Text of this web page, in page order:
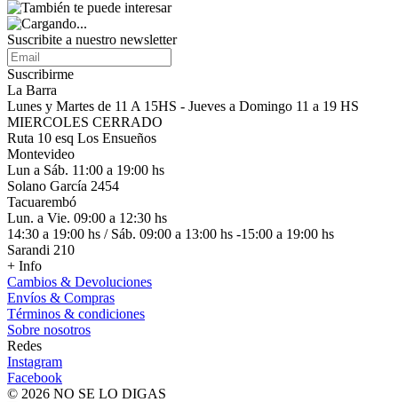
Suscribite a nuestro newsletter
Suscribirme
La Barra
Lunes y Martes de 11 A 15HS - Jueves a Domingo 11 a 19 HS
MIERCOLES CERRADO
Ruta 10 esq Los Ensueños
Montevideo
Lun a Sáb. 11:00 a 19:00 hs
Solano García 2454
Tacuarembó
Lun. a Vie. 09:00 a 12:30 hs
14:30 a 19:00 hs / Sáb. 09:00 a 13:00 hs -15:00 a 19:00 hs
Sarandi 210
+ Info
Cambios & Devoluciones
Envíos & Compras
Términos & condiciones
Sobre nosotros
Redes
Instagram
Facebook
© 2026 NO SE LO DIGAS